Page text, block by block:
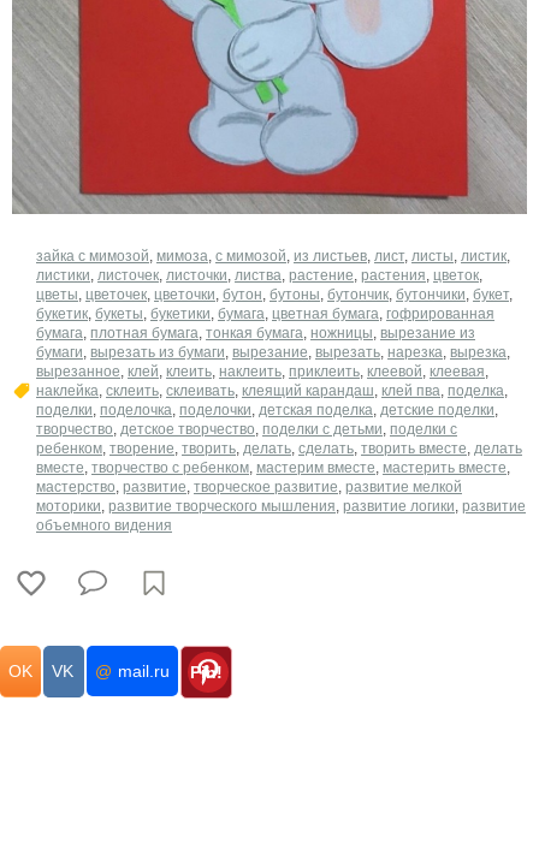
зайка с мимозой, мимоза, с мимозой, из листьев, лист, листы, листик,
листики, листочек, листочки, листва, растение, растения, цветок,
цветы, цветочек, цветочки, бутон, бутоны, бутончик, бутончики, букет,
букетик, букеты, букетики, бумага, цветная бумага, гофрированная
бумага, плотная бумага, тонкая бумага, ножницы, вырезание из
бумаги, вырезать из бумаги, вырезание, вырезать, нарезка, вырезка,
вырезанное, клей, клеить, наклеить, приклеить, клеевой, клеевая,
наклейка, склеить, склеивать, клеящий карандаш, клей пва, поделка,
поделки, поделочка, поделочки, детская поделка, детские поделки,
творчество, детское творчество, поделки с детьми, поделки с
ребенком, творение, творить, делать, сделать, творить вместе, делать
вместе, творчество с ребенком, мастерим вместе, мастерить вместе,
мастерство, развитие, творческое развитие, развитие мелкой
моторики, развитие творческого мышления, развитие логики, развитие
объемного видения
OK VK @ mail.ru Pin!